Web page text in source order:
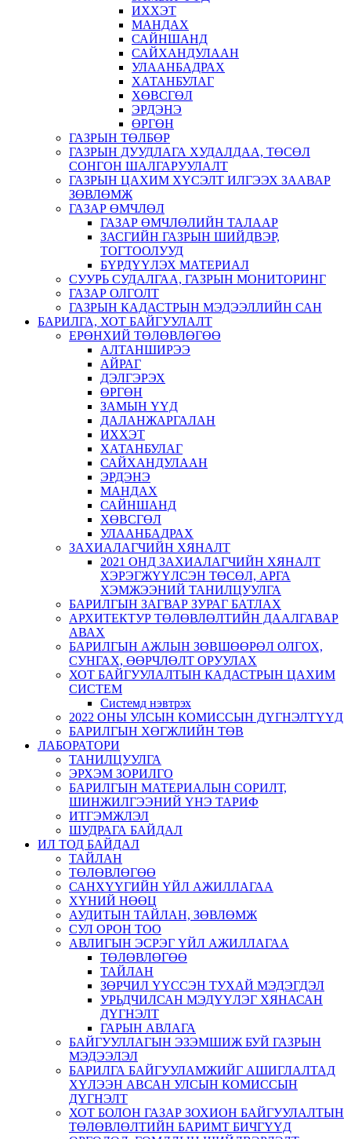
ИХХЭТ
МАНДАХ
САЙНШАНД
САЙХАНДУЛААН
УЛААНБАДРАХ
ХАТАНБУЛАГ
ХӨВСГӨЛ
ЭРДЭНЭ
ӨРГӨН
ГАЗРЫН ТӨЛБӨР
ГАЗРЫН ДУУДЛАГА ХУДАЛДАА, ТӨСӨЛ
СОНГОН ШАЛГАРУУЛАЛТ
ГАЗРЫН ЦАХИМ ХҮСЭЛТ ИЛГЭЭХ ЗААВАР
ЗӨВЛӨМЖ
ГАЗАР ӨМЧЛӨЛ
ГАЗАР ӨМЧЛӨЛИЙН ТАЛААР
ЗАСГИЙН ГАЗРЫН ШИЙДВЭР,
ТОГТООЛУУД
БҮРДҮҮЛЭХ МАТЕРИАЛ
СУУРЬ СУДАЛГАА, ГАЗРЫН МОНИТОРИНГ
ГАЗАР ОЛГОЛТ
ГАЗРЫН КАДАСТРЫН МЭДЭЭЛЛИЙН САН
БАРИЛГА, ХОТ БАЙГУУЛАЛТ
ЕРӨНХИЙ ТӨЛӨВЛӨГӨӨ
АЛТАНШИРЭЭ
АЙРАГ
ДЭЛГЭРЭХ
ӨРГӨН
ЗАМЫН ҮҮД
ДАЛАНЖАРГАЛАН
ИХХЭТ
ХАТАНБУЛАГ
САЙХАНДУЛААН
ЭРДЭНЭ
МАНДАХ
САЙНШАНД
ХӨВСГӨЛ
УЛААНБАДРАХ
ЗАХИАЛАГЧИЙН ХЯНАЛТ
2021 ОНД ЗАХИАЛАГЧИЙН ХЯНАЛТ
ХЭРЭГЖҮҮЛСЭН ТӨСӨЛ, АРГА
ХЭМЖЭЭНИЙ ТАНИЛЦУУЛГА
БАРИЛГЫН ЗАГВАР ЗУРАГ БАТЛАХ
АРХИТЕКТУР ТӨЛӨВЛӨЛТИЙН ДААЛГАВАР
АВАХ
БАРИЛГЫН АЖЛЫН ЗӨВШӨӨРӨЛ ОЛГОХ,
СУНГАХ, ӨӨРЧЛӨЛТ ОРУУЛАХ
ХОТ БАЙГУУЛАЛТЫН КАДАСТРЫН ЦАХИМ
СИСТЕМ
Системд нэвтрэх
2022 ОНЫ УЛСЫН КОМИССЫН ДҮГНЭЛТҮҮД
БАРИЛГЫН ХӨГЖЛИЙН ТӨВ
ЛАБОРАТОРИ
ТАНИЛЦУУЛГА
ЭРХЭМ ЗОРИЛГО
БАРИЛГЫН МАТЕРИАЛЫН СОРИЛТ,
ШИНЖИЛГЭЭНИЙ ҮНЭ ТАРИФ
ИТГЭМЖЛЭЛ
ШУДРАГА БАЙДАЛ
ИЛ ТОД БАЙДАЛ
ТАЙЛАН
ТӨЛӨВЛӨГӨӨ
САНХҮҮГИЙН ҮЙЛ АЖИЛЛАГАА
ХҮНИЙ НӨӨЦ
АУДИТЫН ТАЙЛАН, ЗӨВЛӨМЖ
СУЛ ОРОН ТОО
АВЛИГЫН ЭСРЭГ ҮЙЛ АЖИЛЛАГАА
ТӨЛӨВЛӨГӨӨ
ТАЙЛАН
ЗӨРЧИЛ ҮҮССЭН ТУХАЙ МЭДЭГДЭЛ
УРЬДЧИЛСАН МЭДҮҮЛЭГ ХЯНАСАН
ДҮГНЭЛТ
ГАРЫН АВЛАГА
БАЙГУУЛЛАГЫН ЭЗЭМШИЖ БУЙ ГАЗРЫН
МЭДЭЭЛЭЛ
БАРИЛГА БАЙГУУЛАМЖИЙГ АШИГЛАЛТАД
ХҮЛЭЭН АВСАН УЛСЫН КОМИССЫН
ДҮГНЭЛТ
ХОТ БОЛОН ГАЗАР ЗОХИОН БАЙГУУЛАЛТЫН
ТӨЛӨВЛӨЛТИЙН БАРИМТ БИЧГҮҮД